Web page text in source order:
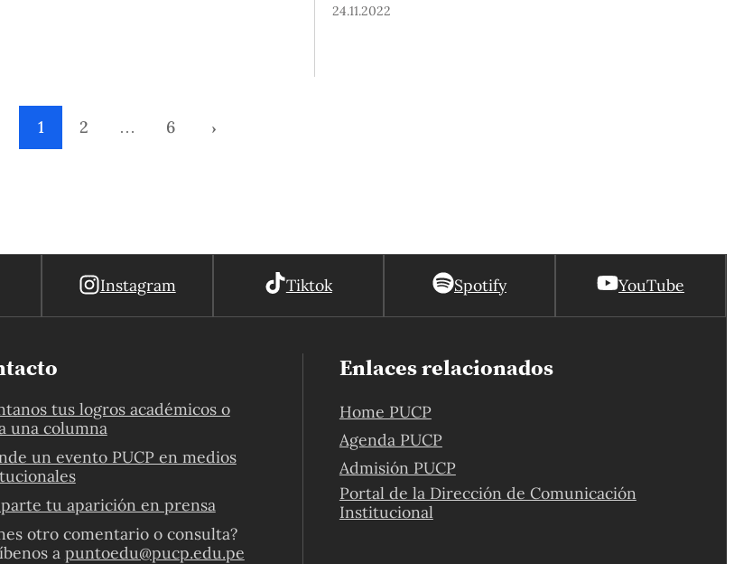
PUCP hasta el 25 de noviembre. Conversamos con
24.11.2022
1 2 … 6 ›
Instagram Tiktok Spotify YouTube
tus logros académicos o
una columna
un evento PUCP en medios
tu aparición en prensa
otro comentario o consulta?
a puntoedu@pucp.edu.pe
Enlaces relacionados
Home PUCP
Agenda PUCP
Admisión PUCP
Portal de la Dirección de Comunicación
Institucional